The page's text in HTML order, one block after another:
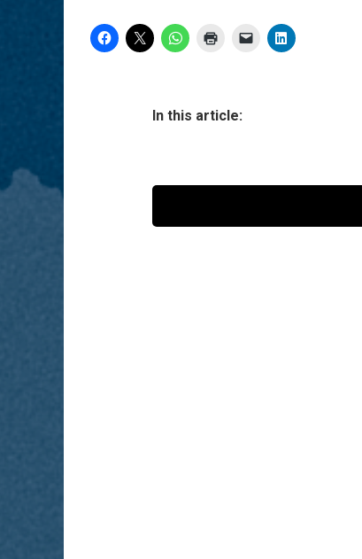
In this article: